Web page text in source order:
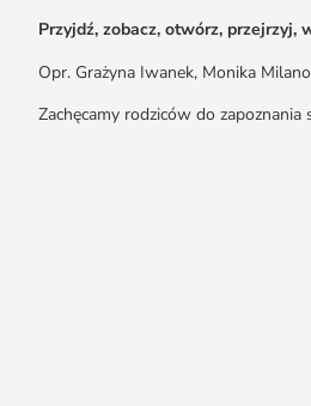
Przyjdź, zobacz, otwórz, przejrzyj,
Opr. Grażyna Iwanek, Monika
Zachęcamy rodziców do zapoznania